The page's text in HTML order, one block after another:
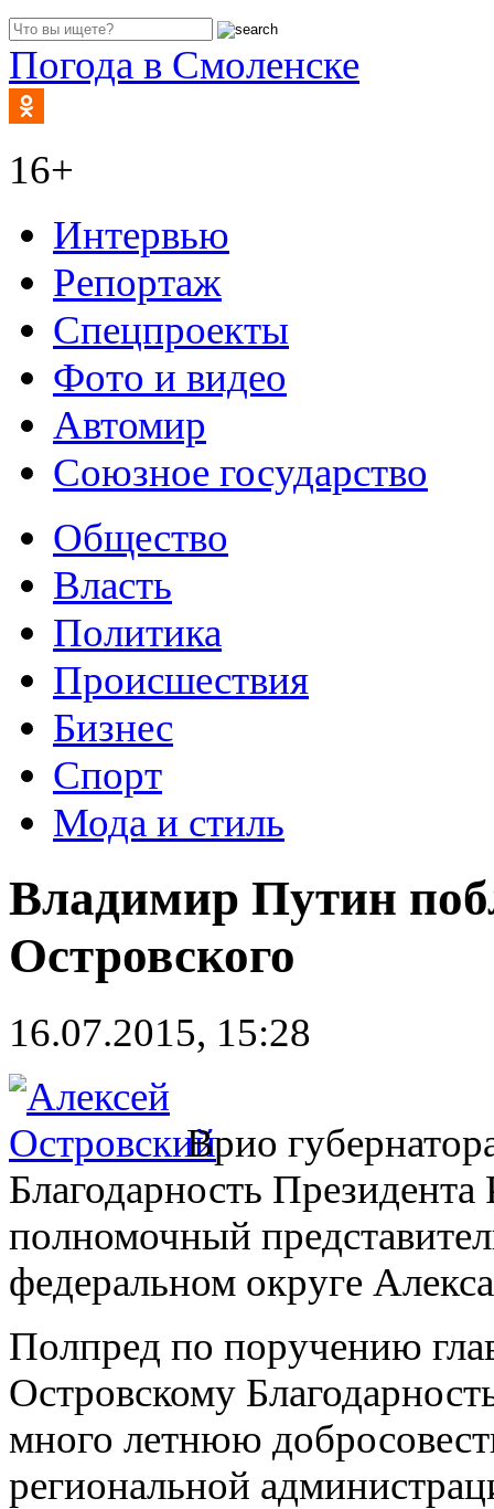
Погода в Смоленске
16+
Интервью
Репортаж
Спецпроекты
Фото и видео
Автомир
Союзное государство
Общество
Власть
Политика
Происшествия
Бизнес
Спорт
Мода и стиль
Владимир Путин
Островского
16.07.2015, 15:28
Врио
Благодарность
полномочный
федеральном округе
Полпред по поручению
Островскому
много летнюю
региональной